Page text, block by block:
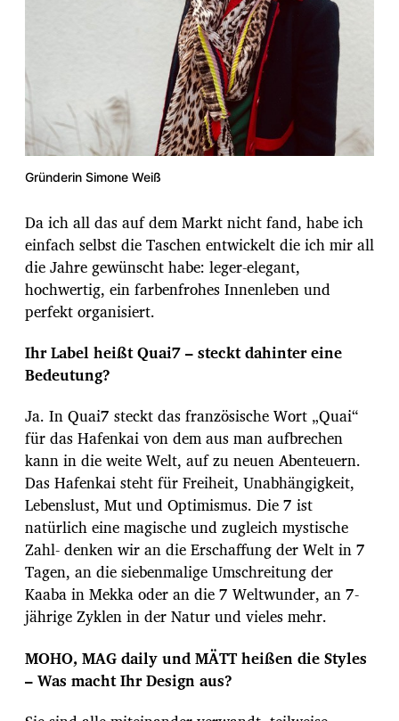
Gründerin Simone Weiß
Da ich all das auf dem Markt nicht fand, habe ich
einfach selbst die Taschen entwickelt die ich mir all
die Jahre gewünscht habe: leger-elegant,
hochwertig, ein farbenfrohes Innenleben und
perfekt organisiert.
Ihr Label heißt Quai7 – steckt dahinter eine
Bedeutung?
Ja. In Quai7 steckt das französische Wort „Quai“
für das Hafenkai von dem aus man aufbrechen
kann in die weite Welt, auf zu neuen Abenteuern.
Das Hafenkai steht für Freiheit, Unabhängigkeit,
Lebenslust, Mut und Optimismus. Die 7 ist
natürlich eine magische und zugleich mystische
Zahl- denken wir an die Erschaffung der Welt in 7
Tagen, an die siebenmalige Umschreitung der
Kaaba in Mekka oder an die 7 Weltwunder, an 7-
jährige Zyklen in der Natur und vieles mehr.
MOHO, MAG daily und MÄTT heißen die Styles
– Was macht Ihr Design aus?